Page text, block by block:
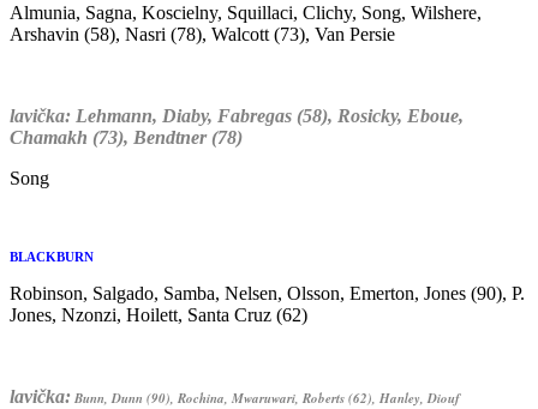
Almunia, Sagna, Koscielny, Squillaci, Clichy, Song, Wilshere,
Arshavin (58), Nasri (78), Walcott (73), Van Persie
lavička: Lehmann, Diaby, Fabregas (58), Rosicky, Eboue,
Chamakh (73), Bendtner (78)
Song
BLACKBURN
Robinson, Salgado, Samba, Nelsen, Olsson, Emerton, Jones (90), P.
Jones, Nzonzi, Hoilett, Santa Cruz (62)
lavička: Bunn, Dunn (90), Rochina, Mwaruwari, Roberts (62), Hanley, Diouf